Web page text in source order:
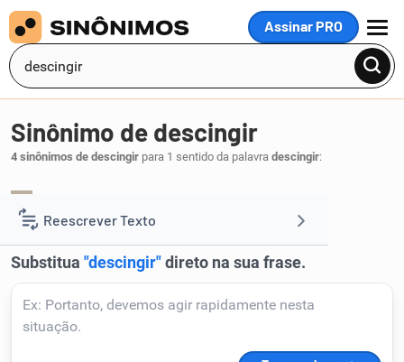
Assinar PRO
MENU
Reescrever Texto
Resumir Texto
Corrigir Texto
Sinônimo de descingir
4 sinônimos de descingir para 1 sentido da palavra descingir: